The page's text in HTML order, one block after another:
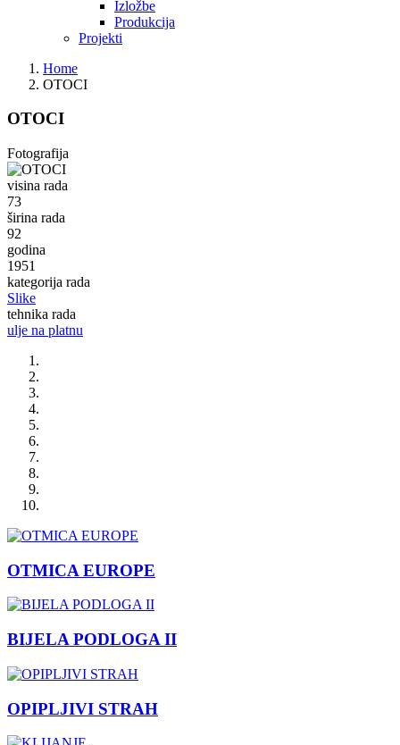
Izložbe
Produkcija
Projekti
Home
OTOCI
OTOCI
Fotografija
visina rada
73
širina rada
92
godina
1951
kategorija rada
Slike
tehnika rada
ulje na platnu
OTMICA EUROPE
BIJELA PODLOGA II
OPIPLJIVI STRAH